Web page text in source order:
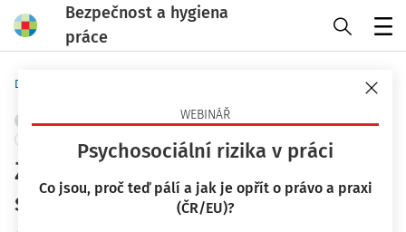
Bezpečnost a hygiena
práce
WEBINÁŘ
Psychosociální rizika v práci
Co jsou, proč teď pálí a jak je opřít o právo a praxi
(ČR/EU)?
Domů
POŽÁRNÍ OCHRANA A PROTIVÝBUCHOVÁ PREVENCE
Zajištění BOZP a PO při
svařování